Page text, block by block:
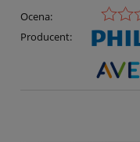
Ocena:
Producent: